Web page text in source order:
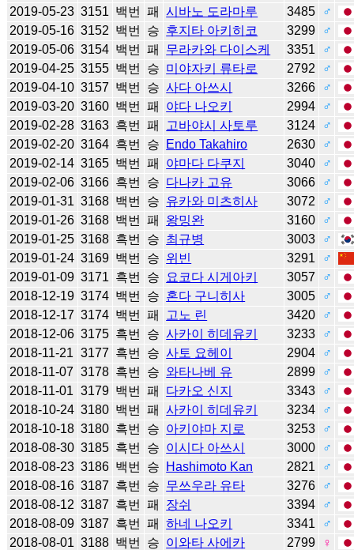
2019-05-23 3151 백번 패 시바노 도라마루 3485
♂
2019-05-16 3152 백번 승 후지타 아키히코 3299
♂
2019-05-06 3154 백번 패 무라카와 다이스케 3351
♂
2019-04-25 3155 백번 승 미야자키 류타로 2792
♂
2019-04-10 3157 백번 승 사다 아쓰시 3266
♂
2019-03-20 3160 백번 패 야다 나오키 2994
♂
2019-02-28 3163 흑번 패 고바야시 사토루 3124
♂
2019-02-20 3164 흑번 승 Endo Takahiro 2630
♂
2019-02-14 3165 백번 패 야마다 다쿠지 3040
♂
2019-02-06 3166 흑번 승 다나카 고유 3066
♂
2019-01-31 3168 백번 승 유카와 미츠히사 3072
♂
2019-01-26 3168 백번 패 왕밍완 3160
♂
2019-01-25 3168 흑번 승 최규병 3003
♂
2019-01-24 3169 백번 승 위빈 3291
♂
2019-01-09 3171 흑번 승 요코다 시게아키 3057
♂
2018-12-19 3174 백번 승 혼다 구니히사 3005
♂
2018-12-17 3174 백번 패 고노 린 3420
♂
2018-12-06 3175 흑번 승 사카이 히데유키 3233
♂
2018-11-21 3177 흑번 승 사토 요헤이 2904
♂
2018-11-07 3178 흑번 승 와타나베 유 2899
♂
2018-11-01 3179 백번 패 다카오 신지 3343
♂
2018-10-24 3180 백번 패 사카이 히데유키 3234
♂
2018-10-18 3180 흑번 승 아키야마 지로 3253
♂
2018-08-30 3185 흑번 승 이시다 아쓰시 3000
♂
2018-08-23 3186 백번 승 Hashimoto Kan 2821
♂
2018-08-16 3187 흑번 승 무쓰우라 유타 3276
♂
2018-08-12 3187 흑번 패 장쉬 3394
♂
2018-08-09 3187 흑번 패 하네 나오키 3341
♂
2018-08-01 3188 백번 승 이와타 사에카 2799
♀